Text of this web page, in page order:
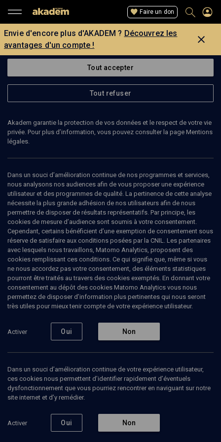
Faire un don
Envie d'encore plus d'AKADEM ? Découvrez les
avantages d'un compte !
Ajouter Partager J’aime
Tous 1 Vidéos 1
Vidéos 1
Sioum du Daf
VIE JUIVE
Tour du Talmud, le sprint
final
Aurele Medioni, Ruben Honigmann
Tout accepter
Tout refuser
Akadem garantie la protection de vos données et le respect de votre vie
privée. Pour plus d’information, vous pouvez consulter la page Mentions
légales.
Dans un souci d’amélioration continue de nos programmes et services,
nous analysons nos audiences afin de vous proposer une expérience
utilisateur et des programmes de qualité. La pertinence de cette analyse
nécessite la plus grande adhésion de nos utilisateurs afin de nous
permettre de disposer de résultats représentatifs. Par principe, les
cookies de mesure d’audience sont soumis à votre consentement.
Cependant, certains bénéficient d’une exemption de consentement sous
réserve de satisfaire aux conditions posées par la CNIL. Les partenaires
avec lesquels nous travaillons, Matomo Analytics, proposent des
cookies remplissant ces conditions. Ce qui signifie que, même si vous
ne nous accordez pas votre consentement, des éléments statistiques
pourront être traités au travers des cookies exemptés. En donnant votre
consentement au dépôt des cookies Matomo Analytics vous nous
permettez de disposer d’information plus pertinentes qui nous seront
très utiles pour mieux tenir compte de votre expérience utilisateur.
Activer Oui Non
Dans un souci d’amélioration continue de votre expérience utilisateur,
ces cookies nous permettent d’identifier rapidement d’éventuels
dysfonctionnement que vous pourriez rencontrer en naviguant sur notre
site internet et d’y remédier.
Activer Oui Non